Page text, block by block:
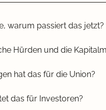
warum passiert das jetzt?
Hürden und die
hat das für die Union?
das für Investoren?